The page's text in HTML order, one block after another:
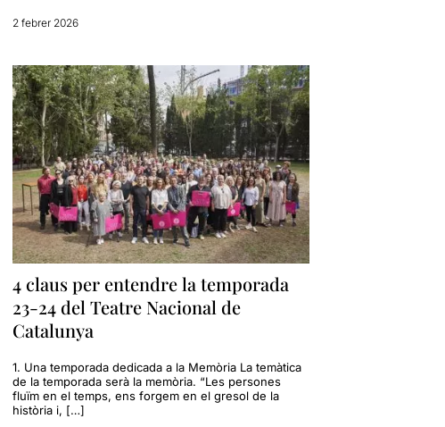
2 febrer 2026
4 claus per entendre la temporada
23-24 del Teatre Nacional de
Catalunya
1. Una temporada dedicada a la Memòria La temàtica
de la temporada serà la memòria. “Les persones
fluïm en el temps, ens forgem en el gresol de la
història i, […]